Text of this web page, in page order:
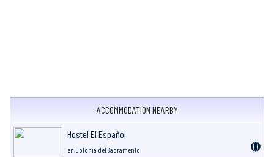
ACCOMMODATION NEARBY
Hostel El Español
en Colonia del Sacramento